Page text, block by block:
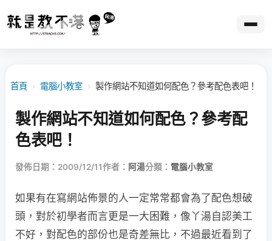
首頁 › 電腦小教室 › 製作網站不知道如何配色？參考配色表吧！
製作網站不知道如何配色？參考配
色表吧！
發佈日期：2009/12/11作者： 阿湯分類： 電腦小教室
如果有在寫網站佈景的人一定常常都會為了配色想破
頭，對於初學者而言更是一大困難，像丫湯自認美工
不好，對配色的部份也是奇差無比，不過最近看到了